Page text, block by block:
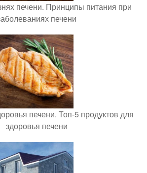
печени. Принципы питания при
печени
печени. Топ-5 продуктов для
здоровья печени